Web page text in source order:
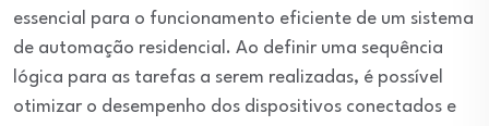
essencial para o funcionamento eficiente de um sistema
de automação residencial. Ao definir uma sequência
lógica para as tarefas a serem realizadas, é possível
otimizar o desempenho dos dispositivos conectados e